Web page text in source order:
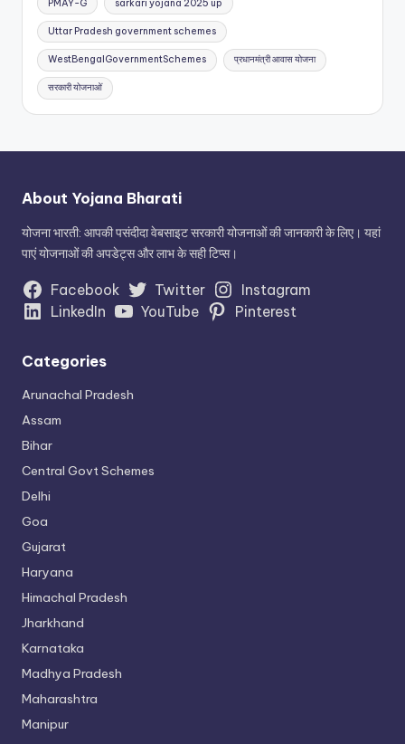
PMAY-G sarkari yojana 2025 up
Uttar Pradesh government schemes
WestBengalGovernmentSchemes प्रधानमंत्री आवास योजना
सरकारी योजनाओं
About Yojana Bharati
योजना भारती: आपकी पसंदीदा वेबसाइट सरकारी योजनाओं की जानकारी के लिए। यहां
पाएं योजनाओं की अपडेट्स और लाभ के सही टिप्स।
Facebook Twitter
Instagram
LinkedIn
YouTube Pinterest
Categories
Arunachal Pradesh
Assam
Bihar
Central Govt Schemes
Delhi
Goa
Gujarat
Haryana
Himachal Pradesh
Jharkhand
Karnataka
Madhya Pradesh
Maharashtra
Manipur